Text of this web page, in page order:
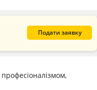
Подати заявку